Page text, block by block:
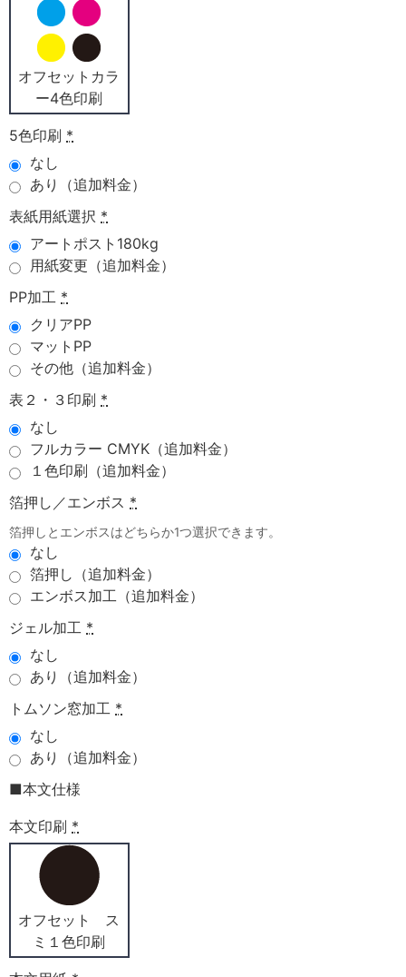
オフセットカラ
ー4色印刷
5色印刷 *
なし
あり（追加料金）
表紙用紙選択 *
アートポスト180kg
用紙変更（追加料金）
PP加工 *
クリアPP
マットPP
その他（追加料金）
表２・３印刷 *
なし
フルカラー CMYK（追加料金）
１色印刷（追加料金）
箔押し／エンボス *
箔押しとエンボスはどちらか1つ選択できます。
なし
箔押し（追加料金）
エンボス加工（追加料金）
ジェル加工 *
なし
あり（追加料金）
トムソン窓加工 *
なし
あり（追加料金）
■本文仕様
本文印刷 *
オフセット ス
ミ１色印刷